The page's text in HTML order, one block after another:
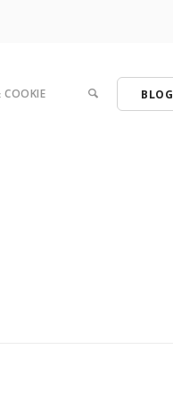
COOKIE BLOG